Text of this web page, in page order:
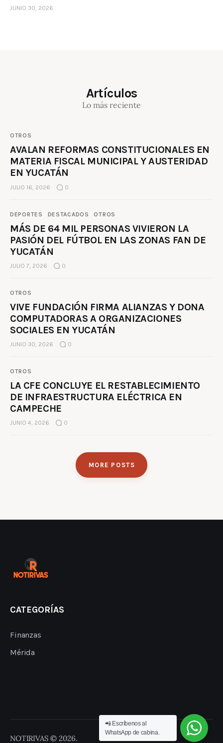
JUNIO 30, 2026
Artículos
Lo más reciente
OTROS
AVALAN REFORMAS CONSTITUCIONALES EN
MATERIA FISCAL MUNICIPAL Y AUSTERIDAD
EN YUCATÁN
JULIO 16, 2026 0
DEPORTES DESTACADOS OTROS
MÁS DE 64 MIL PERSONAS VIVIERON LA
PASIÓN DEL FÚTBOL EN LAS ZONAS FAN DE
YUCATÁN
JULIO 7, 2026 0
OTROS
VIVE FUNDACIÓN FIRMA ALIANZAS Y DONA
COMPUTADORAS A ORGANIZACIONES
SOCIALES EN YUCATÁN
JUNIO 30, 2026 0
OTROS
LA CFE CONCLUYE EL RESTABLECIMIENTO
DE INFRAESTRUCTURA ELÉCTRICA EN
CAMPECHE
JUNIO 4, 2026 0
MORE POSTS
CATEGORÍAS
Finanzas
Mérida
NOTIRIVAS © 2026.
📲 Escríbenos al
WhatsApp de cabina.